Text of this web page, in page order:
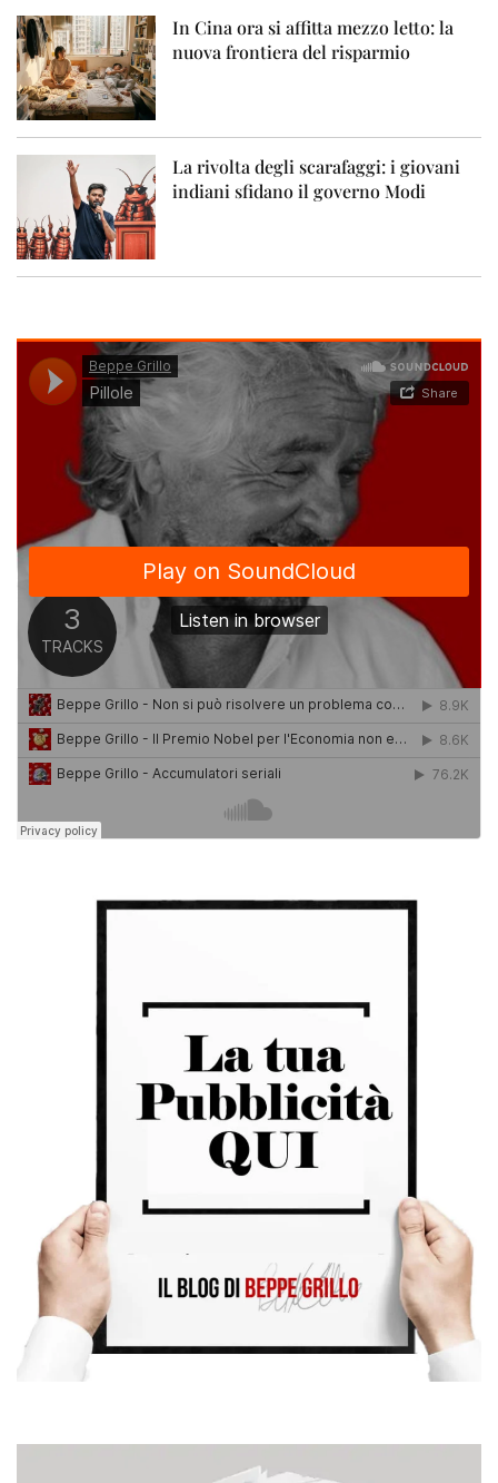
In Cina ora si affitta mezzo letto: la
nuova frontiera del risparmio
La rivolta degli scarafaggi: i giovani
indiani sfidano il governo Modi